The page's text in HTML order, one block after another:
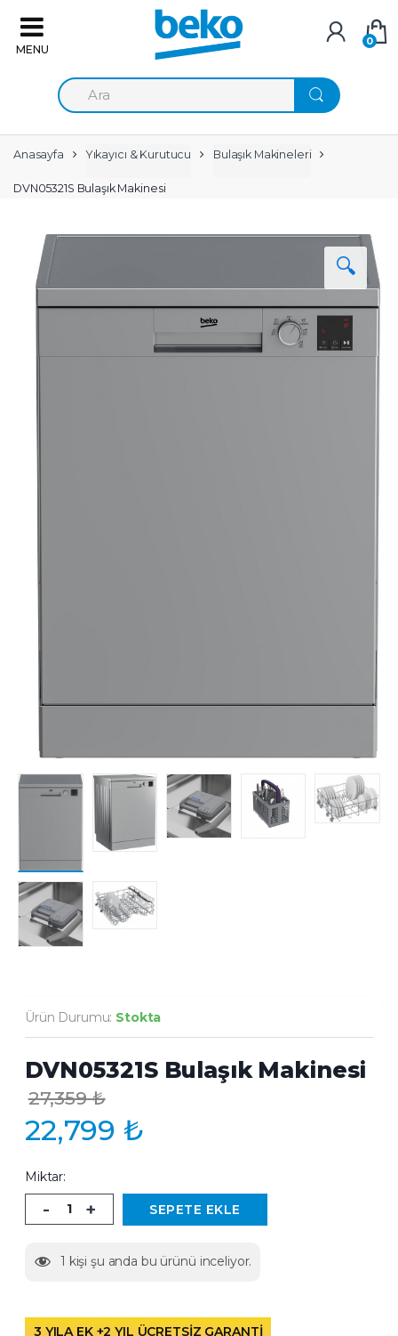
A
r
m
a
Anasayfa Yıkayıcı & Kurutucu Bulaşık Makineleri
DVN05321S Bulaşık Makinesi
🔍
Ürün Durumu: Stokta
DVN05321S Bulaşık Makinesi
27,359₺
22,799 ₺
Miktar:
- + SEPETE EKLE
1 kişi şu anda bu ürünü inceliyor.
3 YILA EK +2 YIL ÜCRETSİZ GARANTİ
0